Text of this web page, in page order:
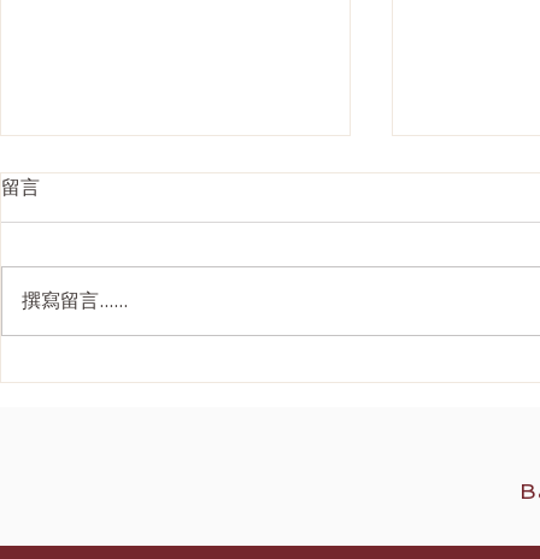
留言
撰寫留言......